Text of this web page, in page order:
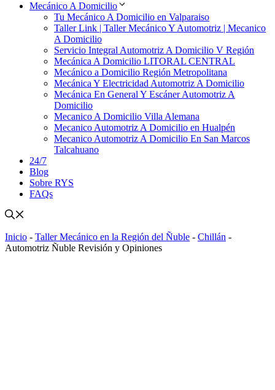
Mecánico A Domicilio
Tu Mecánico A Domicilio en Valparaiso
Taller Link | Taller Mecánico Y Automotriz | Mecanico
A Domicilio
Servicio Integral Automotriz A Domicilio V Región
Mecánica A Domicilio LITORAL CENTRAL
Mecánico a Domicilio Región Metropolitana
Mecánica Y Electricidad Automotriz A Domicilio
Mecánica En General Y Escáner Automotriz A
Domicilio
Mecanico A Domicilio Villa Alemana
Mecanico Automotriz A Domicilio en Hualpén
Mecanico Automotriz A Domicilio En San Marcos
Talcahuano
24/7
Blog
Sobre RYS
FAQs
Inicio - Taller Mecánico en la Región del Ñuble - Chillán -
Automotriz Ñuble Revisión y Opiniones